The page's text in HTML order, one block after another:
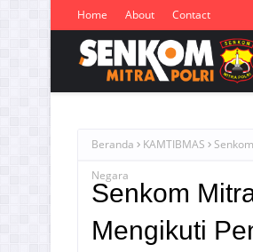
Home About Contact
Beranda KAMTIBMAS
Negara
Senkom
Mengikuti